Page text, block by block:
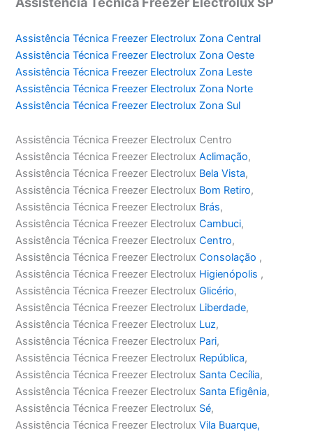
Assistência Técnica Freezer Electrolux Zona Central
Assistência Técnica Freezer Electrolux Zona Oeste
Assistência Técnica Freezer Electrolux Zona Leste
Assistência Técnica Freezer Electrolux Zona Norte
Assistência Técnica Freezer Electrolux Zona Sul
Assistência Técnica Freezer Electrolux Centro
Assistência Técnica Freezer ElectroluxAclimação,
Assistência Técnica Freezer Electrolux Bela Vista,
Assistência Técnica Freezer Electrolux Bom Retiro,
Assistência Técnica Freezer Electrolux Brás,
Assistência Técnica Freezer ElectroluxCambuci,
Assistência Técnica Freezer ElectroluxCentro,
Assistência Técnica Freezer ElectroluxConsolação ,
Assistência Técnica Freezer Electrolux Higienópolis ,
Assistência Técnica Freezer ElectroluxGlicério,
Assistência Técnica Freezer Electrolux Liberdade,
Assistência Técnica Freezer Electrolux Luz,
Assistência Técnica Freezer Electrolux Pari,
Assistência Técnica Freezer Electrolux República,
Assistência Técnica Freezer Electrolux Santa Cecília,
Assistência Técnica Freezer Electrolux Santa Efigênia,
Assistência Técnica Freezer Electrolux Sé,
Assistência Técnica Freezer ElectroluxVila Buarque,